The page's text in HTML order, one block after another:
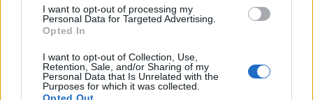
I want to opt-out of processing my
Personal Data for Targeted Advertising.
Opted In
I want to opt-out of Collection, Use,
Retention, Sale, and/or Sharing of my
Personal Data that Is Unrelated with the
Purposes for which it was collected.
e gestione meteo. Il formato è essenziale e pensato
per una giornata sola. Scaricabile in PDF:
Zaino 15–20 l, coprizaino, pouch stagne
Borraccia/sacca idrica 1–1,5 l, sali o isotonica